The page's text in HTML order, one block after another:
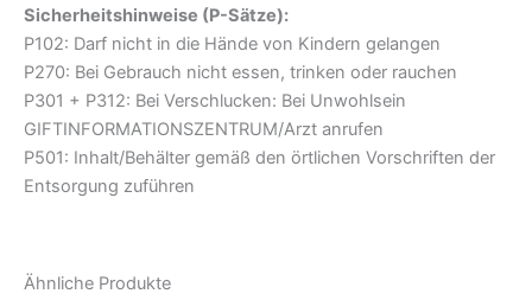
Sicherheitshinweise (P-Sätze):
P102: Darf nicht in die Hände von Kindern gelangen
P270: Bei Gebrauch nicht essen, trinken oder rauchen
P301 + P312: Bei Verschlucken: Bei Unwohlsein
GIFTINFORMATIONSZENTRUM/Arzt anrufen
P501: Inhalt/Behälter gemäß den örtlichen Vorschriften der
Entsorgung zuführen
Ähnliche Produkte